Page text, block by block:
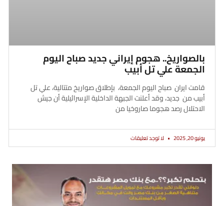
بالصواريخ.. هجوم إيراني جديد صباح اليوم
الجمعة علي تل أبيب
قامت ايران صباح اليوم الجمعة، بإطلاق صواريخ متتالية، علي تل
أبيب من جديد، وقد أعلنت الجبهة الداخلية الإسرائيلية أن جيش
الاحتلال رصد هجوما صاروخيا من
يونيو 20, 2025 لا توجد تعليقات